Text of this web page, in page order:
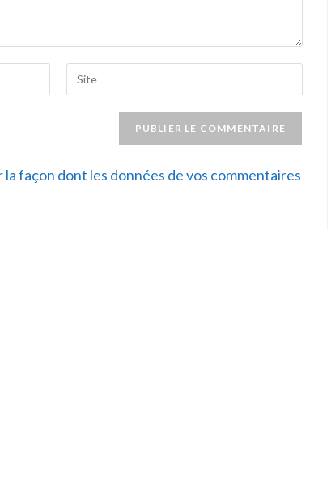
Saisir
l’URL
(facultatif)
la façon dont les données de vos commentaires